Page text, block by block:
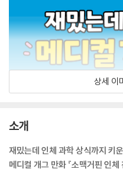
상세 이
소개
재밌는데 인체 과학 상식까지 키
메디컬 개그 만화 『소맥거핀 인체